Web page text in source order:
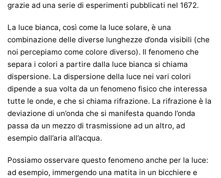
grazie ad una serie di esperimenti pubblicati nel 1672.
La luce bianca, così come la luce solare, è una
combinazione delle diverse lunghezze d’onda visibili (che
noi percepiamo come colore diverso). Il fenomeno che
separa i colori a partire dalla luce bianca si chiama
dispersione. La dispersione della luce nei vari colori
dipende a sua volta da un fenomeno fisico che interessa
tutte le onde, e che si chiama rifrazione. La rifrazione è la
deviazione di un’onda che si manifesta quando l’onda
passa da un mezzo di trasmissione ad un altro, ad
esempio dall’aria all’acqua.
Possiamo osservare questo fenomeno anche per la luce:
ad esempio, immergendo una matita in un bicchiere e